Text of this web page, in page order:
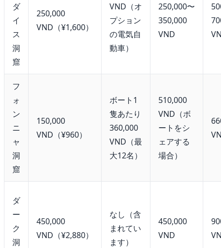
ダ
イ
ス
洞
窟
250,000
VND（¥1,600）
VND（オ
プション
の電気自
動車）
250,000〜
350,000
VND
フ
ォ
ン
ニ
ャ
洞
窟
150,000
VND（¥960）
ボート1
隻あたり
360,000
VND（最
大12名）
510,000
VND（ボ
ートをシ
ェアする
場合）
ダ
ー
ク
洞
450,000
VND（¥2,880）
なし（含
まれてい
ます）
450,000
VND